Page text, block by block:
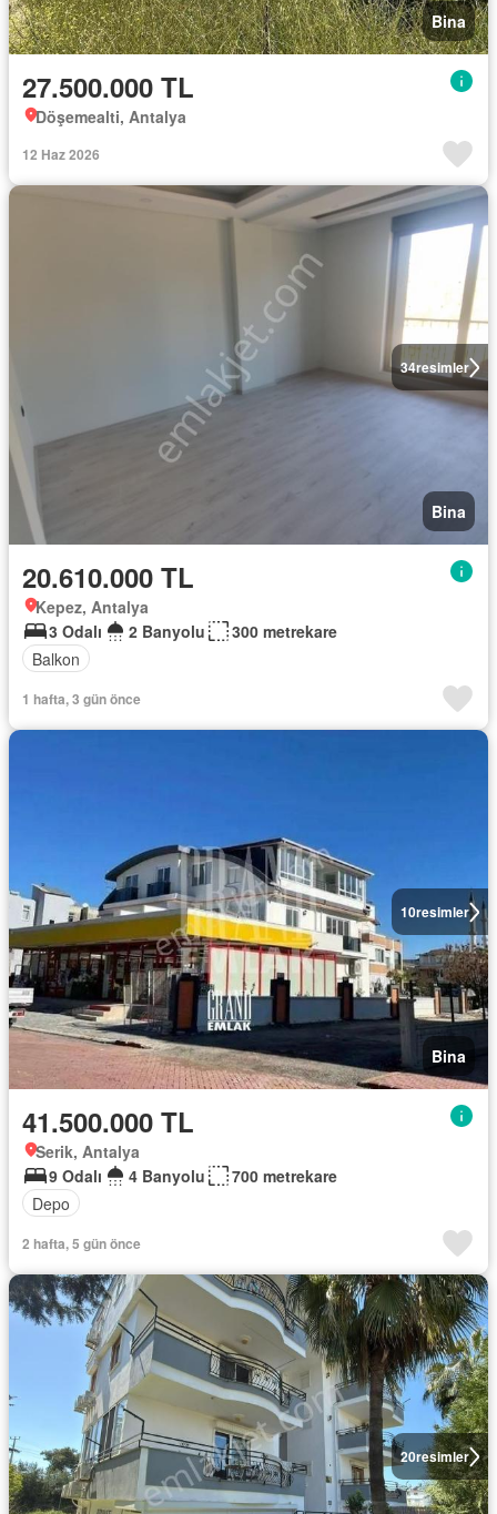
Bina
27.500.000 TL
Döşemealti, Antalya
12 Haz 2026
34resimler
Bina
20.610.000 TL
Kepez, Antalya
3 Odalı
2 Banyolu
300 metrekare
Balkon
1 hafta, 3 gün önce
10resimler
Bina
41.500.000 TL
Serik, Antalya
9 Odalı
4 Banyolu
700 metrekare
Depo
2 hafta, 5 gün önce
20resimler